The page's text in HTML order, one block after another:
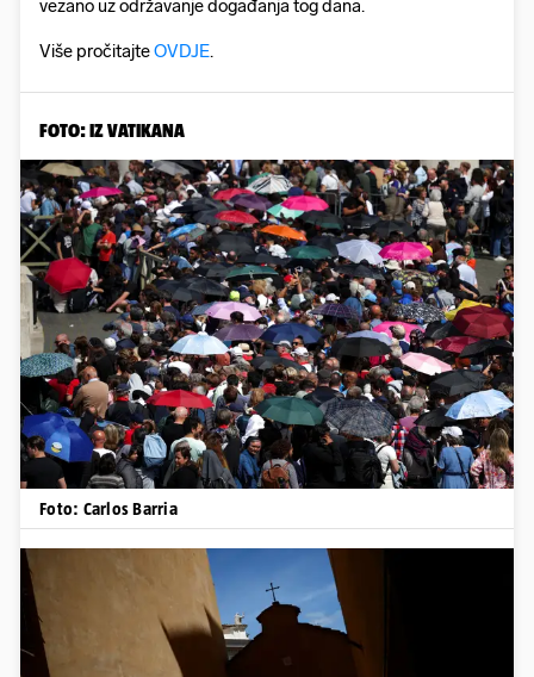
vezano uz održavanje događanja tog dana.
Više pročitajteOVDJE.
FOTO: IZ VATIKANA
Foto: Carlos Barria